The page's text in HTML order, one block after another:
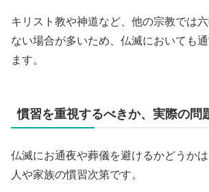
キリスト教や神道など、他の宗教では
ない場合が多いため、仏滅においても
ます。
慣習を重視するべきか、実際の問
仏滅にお通夜や葬儀を避けるかどうか
人や家族の慣習次第です。